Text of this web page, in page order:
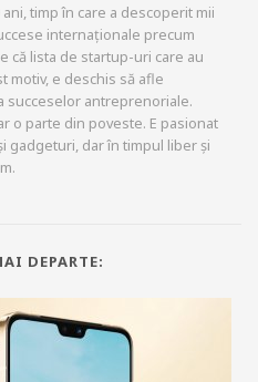
timp în care a descoperit mii
internaționale precum
că lista de startup-uri care au
motiv, e deschis să afle
succeselor antreprenoriale.
o parte din poveste. E pasionat
gadgeturi, dar în timpul liber și
DEPARTE: